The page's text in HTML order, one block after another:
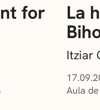
for
La
Itziar
Aula